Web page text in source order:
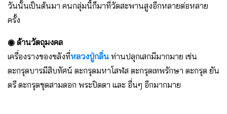
วันนั้นเป็นต้นมา คนกลุ่มนี้ก็มาที่วัดสะพานสูงอีกหลายต่อหลาย
ครั้ง
◉ ด้านวัตถุมงคล
เครื่องรางของขลังที่หลวงปู่กลิ่น ท่านปลุกเสกมีมากมาย เช่น
ตะกรุดบารมีสิบทัศน์ ตะกรุดมหาโสฬส ตะกรุดเทพรักษา ตะกรุด ยัน
ตรี ตะกรุดชุดสามดอก พระปิดตา และ อื่นๆ อีกมากมาย